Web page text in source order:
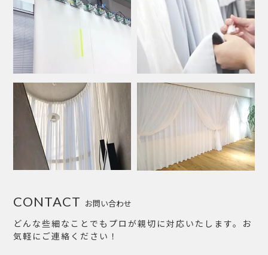
お問い合わせ
CONTACT
どんな些細なことでもプロが親切に対応いたします。お
気軽にご連絡ください！